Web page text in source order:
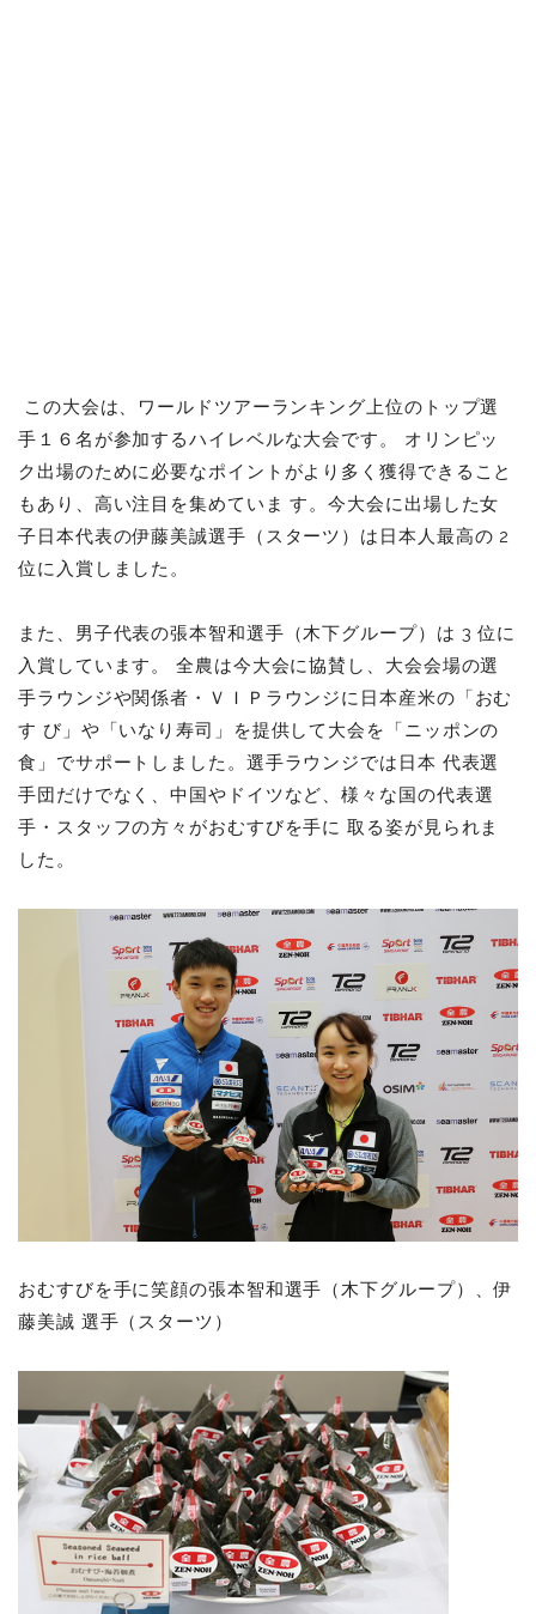
この大会は、ワールドツアーランキング上位のトップ選
手１６名が参加するハイレベルな大会です。 オリンピッ
ク出場のために必要なポイントがより多く獲得できること
もあり、高い注目を集めていま す。今大会に出場した女
子日本代表の伊藤美誠選手（スターツ）は日本人最高の 2
位に入賞しました。
また、男子代表の張本智和選手（木下グループ）は 3 位に
入賞しています。 全農は今大会に協賛し、大会会場の選
手ラウンジや関係者・ＶＩＰラウンジに日本産米の「おむ
す び」や「いなり寿司」を提供して大会を「ニッポンの
食」でサポートしました。選手ラウンジでは日本 代表選
手団だけでなく、中国やドイツなど、様々な国の代表選
手・スタッフの方々がおむすびを手に 取る姿が見られま
した。
おむすびを手に笑顔の張本智和選手（木下グループ）、伊
藤美誠 選手（スターツ）